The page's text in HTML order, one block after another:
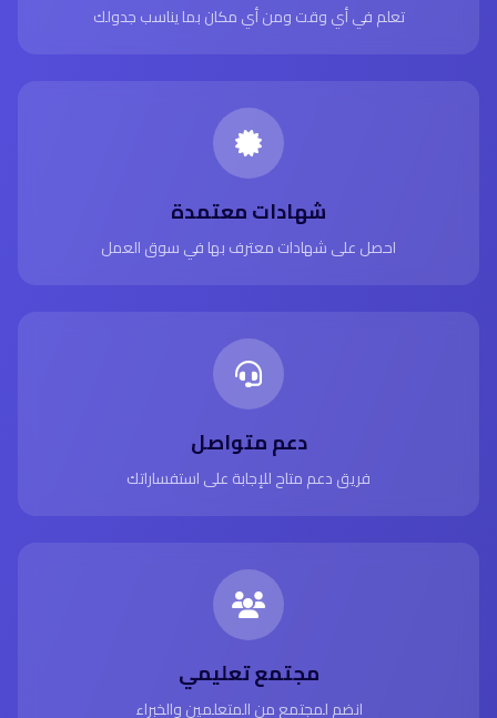
تعلم في أي وقت ومن أي مكان بما يناسب جدولك
شهادات معتمدة
احصل على شهادات معترف بها في سوق العمل
دعم متواصل
فريق دعم متاح للإجابة على استفساراتك
مجتمع تعليمي
انضم لمجتمع من المتعلمين والخبراء